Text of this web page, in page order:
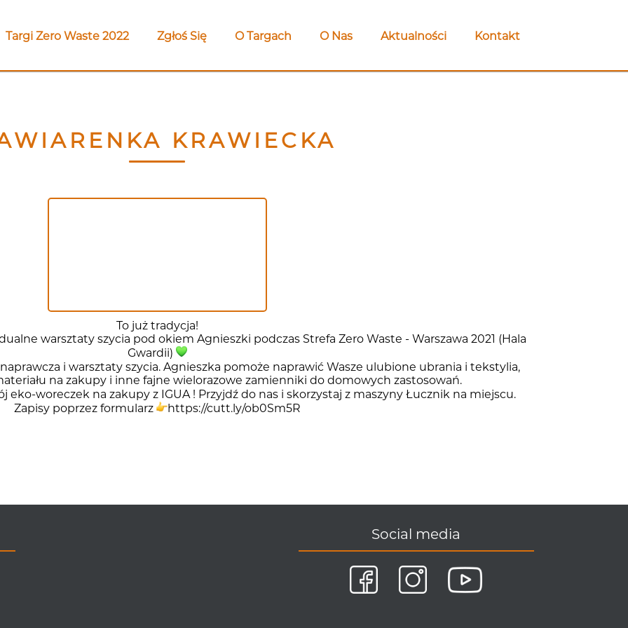
Targi Zero Waste 2022 Zgłoś Się O Targach O Nas Aktualności Kontakt
KRAWIECKA
To już tradycja!
warsztaty szycia pod okiem Agnieszki podczas Strefa Zero Waste - Warszawa 2021 (Hala
Gwardii)
i warsztaty szycia. Agnieszka pomoże naprawić Wasze ulubione ubrania i tekstylia,
na zakupy i inne fajne wielorazowe zamienniki do domowych zastosowań.
eko-woreczek na zakupy z IGUA! Przyjdź do nas i skorzystaj z maszyny Łucznik na miejscu.
Zapisy poprzez formularz
https://cutt.ly/ob0Sm5R
Social media